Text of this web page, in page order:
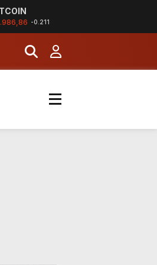
-0.211